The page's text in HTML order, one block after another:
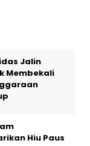
Jalin
Membekali
Hiu Paus